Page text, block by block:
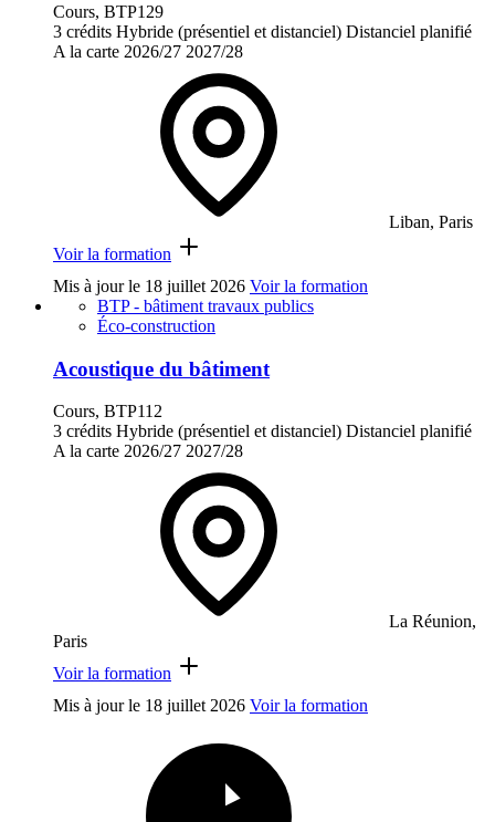
Cours, BTP129
3 crédits Hybride (présentiel et distanciel) Distanciel planifié
A la carte 2026/27 2027/28
Liban, Paris
Voir la formation
Mis à jour le 18 juillet 2026 Voir la formation
BTP - bâtiment travaux publics
Éco-construction
Acoustique du bâtiment
Cours, BTP112
3 crédits Hybride (présentiel et distanciel) Distanciel planifié
A la carte 2026/27 2027/28
La Réunion,
Paris
Voir la formation
Mis à jour le 18 juillet 2026 Voir la formation